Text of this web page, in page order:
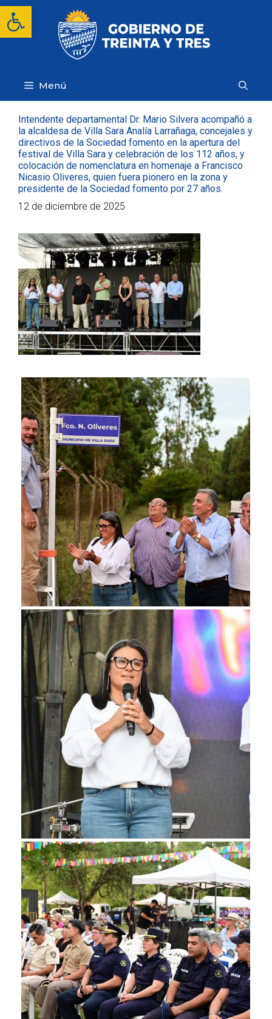
Abrir barra de herramientas
Saltar
contenido
Menú
Intendente departamental Dr. Mario Silvera acompañó a
la alcaldesa de Villa Sara Analía Larrañaga, concejales y
directivos de la Sociedad fomento en la apertura del
festival de Villa Sara y celebración de los 112 años, y
colocación de nomenclatura en homenaje a Francisco
Nicasio Oliveres, quien fuera pionero en la zona y
presidente de la Sociedad fomento por 27 años.
12 de diciembre de 2025